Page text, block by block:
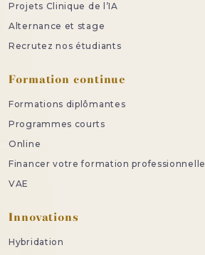
Projets Clinique de l’IA
Alternance et stage
Recrutez nos étudiants
Formation continue
Formations diplômantes
Programmes courts
Online
Financer votre formation professionnelle
VAE
Innovations
Hybridation